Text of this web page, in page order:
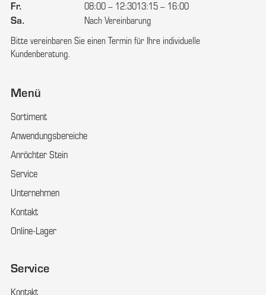
Fr.
08:00 – 12:3013:15 – 16:00
Sa.
Nach Vereinbarung
Bitte vereinbaren Sie einen Termin für Ihre individuelle
Kundenberatung.
Menü
Sortiment
Anwendungsbereiche
Anröchter Stein
Service
Unternehmen
Kontakt
Online-Lager
Service